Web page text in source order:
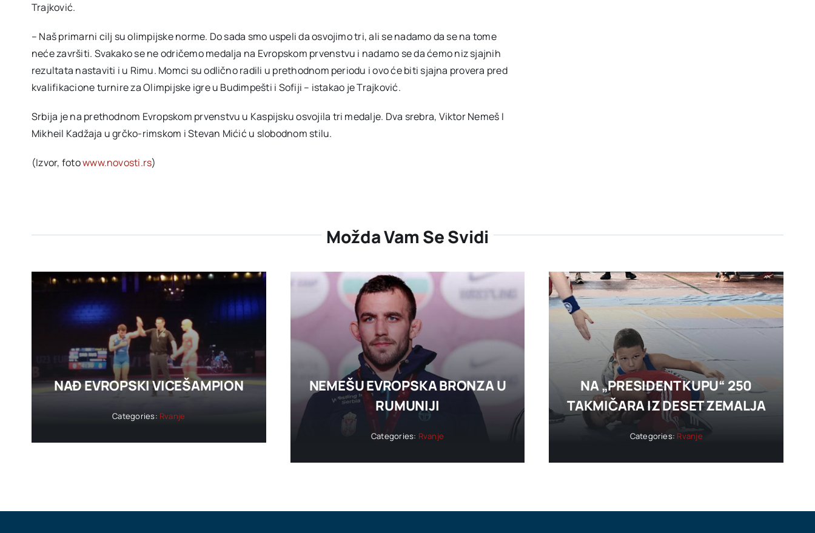
Trajković.
– Naš primarni cilj su olimpijske norme. Do sada smo uspeli da osvojimo tri, ali se nadamo da se na tome
neće završiti. Svakako se ne odričemo medalja na Evropskom prvenstvu i nadamo se da ćemo niz sjajnih
rezultata nastaviti i u Rimu. Momci su odlično radili u prethodnom periodu i ovo će biti sjajna provera pred
kvalifikacione turnire za Olimpijske igre u Budimpešti i Sofiji – istakao je Trajković.
Srbija je na prethodnom Evropskom prvenstvu u Kaspijsku osvojila tri medalje. Dva srebra, Viktor Nemeš I
Mikheil Kadžaja u grčko-rimskom i Stevan Mićić u slobodnom stilu.
(Izvor, fotowww.novosti.rs)
Možda Vam Se Svidi
NAĐ EVROPSKI VICEŠAMPION
Categories: Rvanje
NEMEŠU EVROPSKA BRONZA U
RUMUNIJI
Categories: Rvanje
NA „PRESIDENT KUPU“ 250
TAKMIČARA IZ DESET ZEMALJA
Categories: Rvanje